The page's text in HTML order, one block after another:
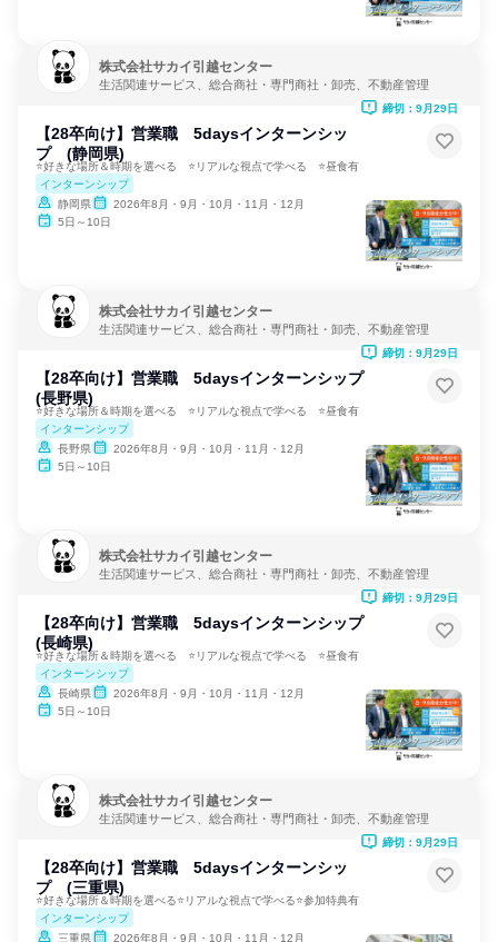
株式会社サカイ引越センター
生活関連サービス、総合商社・専門商社・卸売、不動産管理
【28卒向け】営業職 5daysインターンシッ
プ (静岡県)
⭐好きな場所＆時期を選べる ⭐リアルな視点で学べる ⭐昼食有
インターンシップ
静岡県
2026年8月・9月・10月・11月・12月
5日～10日
締切：9月29日
株式会社サカイ引越センター
生活関連サービス、総合商社・専門商社・卸売、不動産管理
【28卒向け】営業職 5daysインターンシップ
(長野県)
⭐好きな場所＆時期を選べる ⭐リアルな視点で学べる ⭐昼食有
インターンシップ
長野県
2026年8月・9月・10月・11月・12月
5日～10日
締切：9月29日
株式会社サカイ引越センター
生活関連サービス、総合商社・専門商社・卸売、不動産管理
【28卒向け】営業職 5daysインターンシップ
(長崎県)
⭐好きな場所＆時期を選べる ⭐リアルな視点で学べる ⭐昼食有
インターンシップ
長崎県
2026年8月・9月・10月・11月・12月
5日～10日
締切：9月29日
株式会社サカイ引越センター
生活関連サービス、総合商社・専門商社・卸売、不動産管理
【28卒向け】営業職 5daysインターンシッ
プ (三重県)
⭐好きな場所＆時期を選べる⭐リアルな視点で学べる⭐参加特典有
インターンシップ
三重県
2026年8月・9月・10月・11月・12月
締切：9月29日